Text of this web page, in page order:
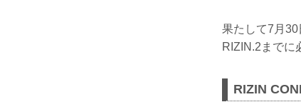
果たして7月
RIZIN.2までに
RIZIN